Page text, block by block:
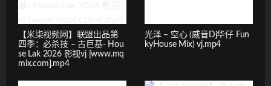
【米柒视频网】联盟出品第
四季：必杀技 – 古巨基- Hou
se Lak 2026 影视vj [www.mq
mix.com].mp4
光泽 – 空心 (威音Dj华仔 Fun
kyHouse Mix) vj.mp4